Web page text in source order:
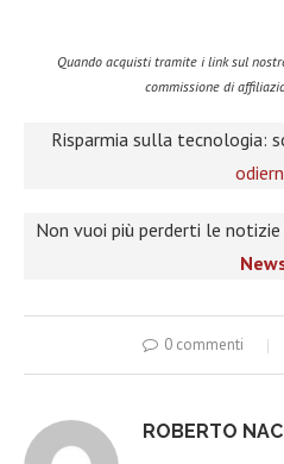
Quando acquisti tramite i link sul
commissione di
Risparmia sulla tecnologia:
Non vuoi più perderti le
0 commenti
ROBERTO